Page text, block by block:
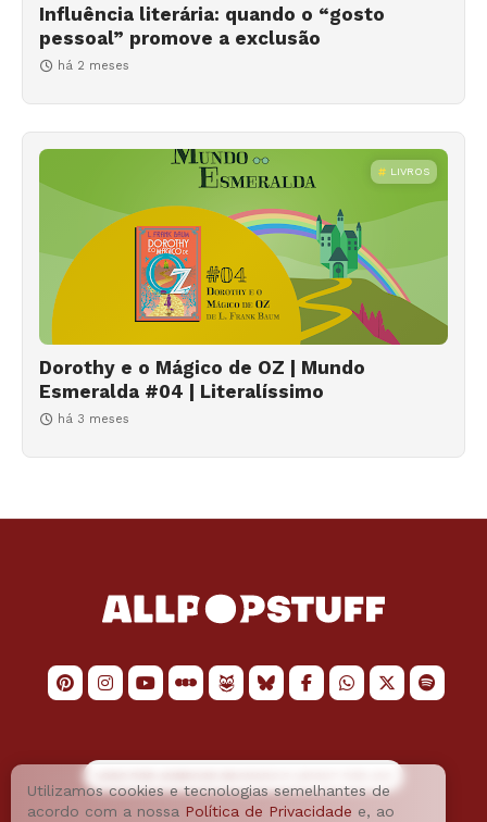
Influência literária: quando o “gosto
pessoal” promove a exclusão
há 2 meses
LIVROS
Dorothy e o Mágico de OZ | Mundo
Esmeralda #04 | Literalíssimo
há 3 meses
Utilizamos cookies e tecnologias semelhantes de
acordo com a nossa Política de Privacidade e, ao